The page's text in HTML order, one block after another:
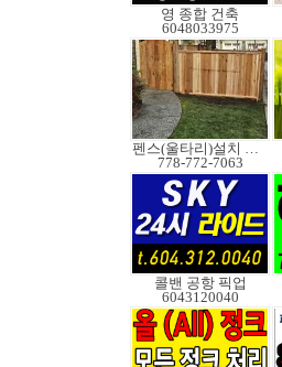
영 종합 건축
6048033975
펜스(울타리)설치 수리
778-772-7063
콜밴 공항 픽업
6043120040